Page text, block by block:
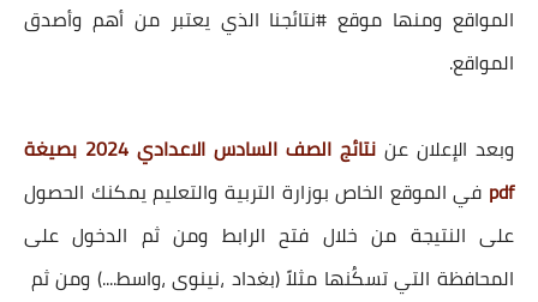
المواقع ومنها موقع #نتائجنا الذي يعتبر من أهم وأصدق
المواقع.
وبعد الإعلان عن
نتائج الصف السادس الاعدادي 2024 بصيغة
pdf في الموقع الخاص بوزارة التربية والتعليم يمكنك الحصول
على النتيجة من خلال فتح الرابط ومن ثم الدخول على
المحافظة التي تسكُنها مثلاً (بغداد ،نينوى ،واسط....) ومن ثم